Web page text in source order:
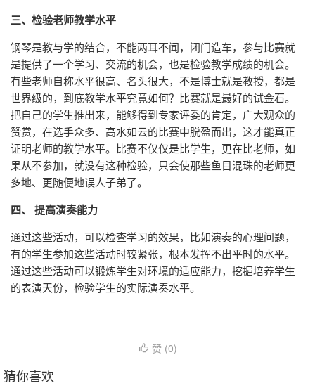
三、检验老师教学水平
钢琴是教与学的结合，不能两耳不闻，闭门造车，参与比赛就
是提供了一个学习、交流的机会，也是检验教学成绩的机会。
有些老师自称水平很高、名头很大，不是博士就是教授，都是
世界级的，到底教学水平究竟如何？比赛就是最好的试金石。
把自己的学生推出来，能够得到专家评委的肯定，广大观众的
赞赏，在选手众多、高水如云的比赛中脱盈而出，这才能真正
证明老师的教学水平。比赛不仅仅是比学生，更在比老师，如
果从不参加，就没有这种检验，只会使那些鱼目混珠的老师更
多地、更随便地误人子弟了。
四、 提高演奏能力
通过这些活动，可以检查学习的效果，比如演奏的心理问题，
有的学生参加这些活动时较紧张，根本发挥不出平时的水平。
通过这些活动可以锻炼学生对环境的适应能力，挖掘培养学生
的表演天份，检验学生的实际演奏水平。
赞 (0)
猜你喜欢